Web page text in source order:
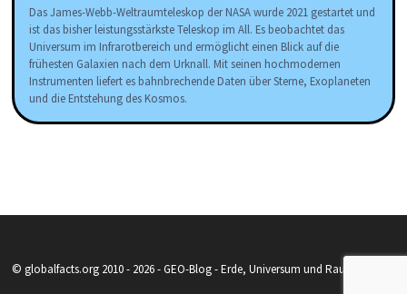
Das James-Webb-Weltraumteleskop der NASA wurde 2021 gestartet und
ist das bisher leistungsstärkste Teleskop im All. Es beobachtet das
Universum im Infrarotbereich und ermöglicht einen Blick auf die
frühesten Galaxien nach dem Urknall. Mit seinen hochmodernen
Instrumenten liefert es bahnbrechende Daten über Sterne, Exoplaneten
und die Entstehung des Kosmos.
© globalfacts.org 2010 - 2026 - GEO-Blog - Erde, Universum und Raumfahrt.